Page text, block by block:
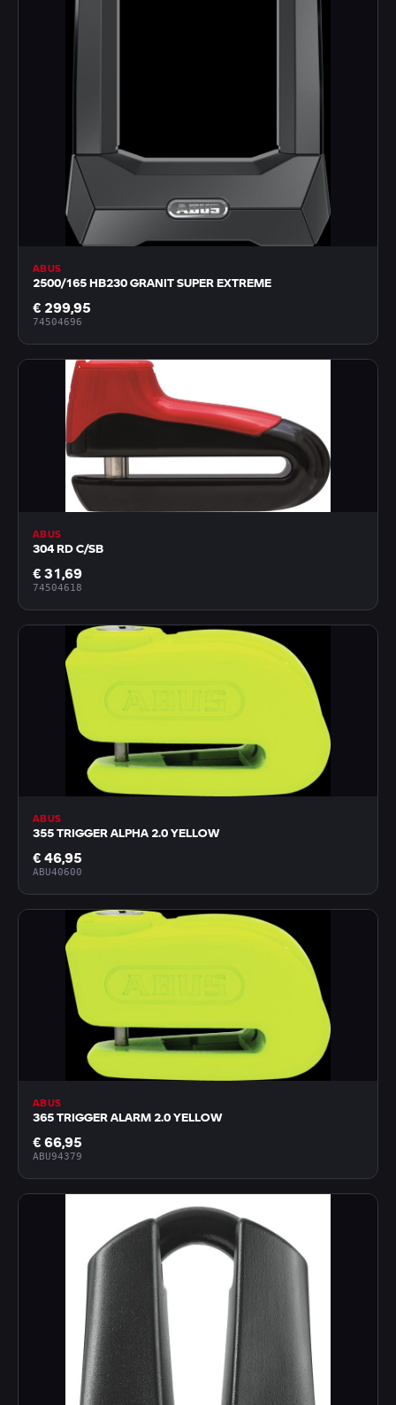
ABUS
2500/165 HB230 GRANIT SUPER EXTREME
€ 299,95
74504696
ABUS
304 RD C/SB
€ 31,69
74504618
ABUS
355 TRIGGER ALPHA 2.0 YELLOW
€ 46,95
ABU40600
ABUS
365 TRIGGER ALARM 2.0 YELLOW
€ 66,95
ABU94379